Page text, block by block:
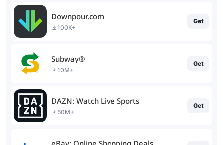
Downpour.com
100K+
Get
Subway®
10M+
Get
DAZN: Watch Live Sports
50M+
Get
eBay: Online Shopping Deals